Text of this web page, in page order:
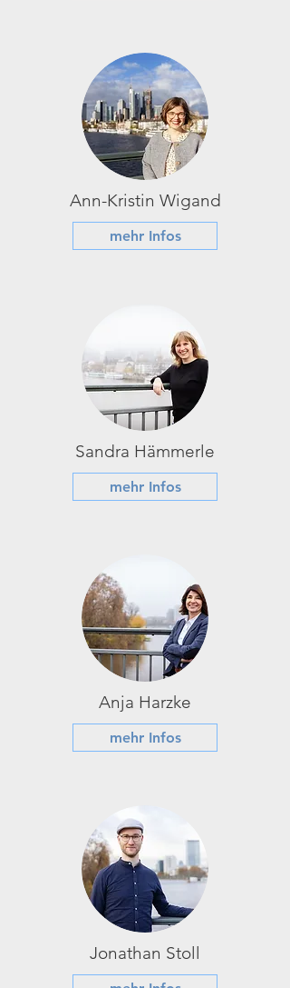
Ann-Kristin Wigand
mehr Infos
Sandra Hämmerle
mehr Infos
Anja Harzke
mehr Infos
Jonathan Stoll